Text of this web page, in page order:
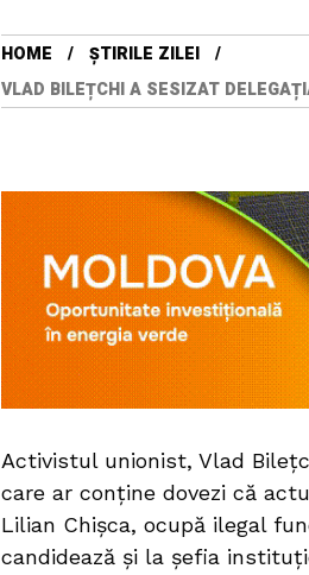
HOME
ȘTIRILE ZILEI
VLAD BILEȚCHI A SESIZAT
Activistul unionist, Vlad
care ar conține dovezi că
Lilian Chișca, ocupă ilegal
candidează și la șefia